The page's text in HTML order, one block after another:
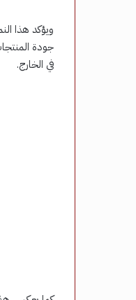
ويؤكد هذا
جودة
في الخارج.